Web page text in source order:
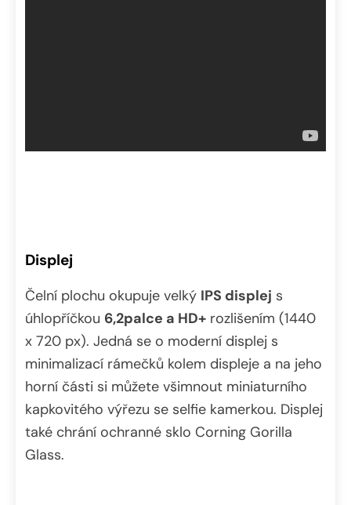
Displej
Čelní plochu okupuje velký IPS displej s
úhlopříčkou 6,2palce a HD+ rozlišením (1440
x 720 px). Jedná se o moderní displej s
minimalizací rámečků kolem displeje a na jeho
horní části si můžete všimnout miniaturního
kapkovitého výřezu se selfie kamerkou. Displej
také chrání ochranné sklo Corning Gorilla
Glass.